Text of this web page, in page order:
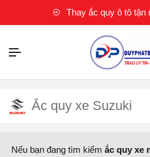
Thay ắc quy ô tô tận
Ắc quy xe Suzuki
Nếu bạn đang tìm kiếm ắc quy xe